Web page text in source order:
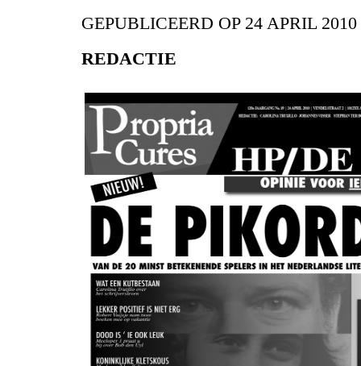
GEPUBLICEERD OP 24 APRIL 2010
REDACTIE